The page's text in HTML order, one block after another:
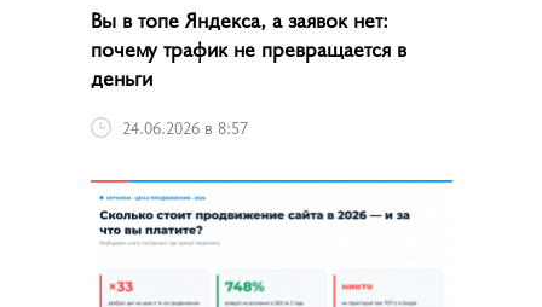
Вы в топе Яндекса, а заявок нет:
почему трафик не превращается в
деньги
24.06.2026 в 8:57